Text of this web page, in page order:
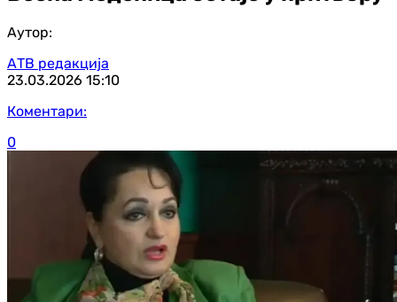
Аутор:
АТВ редакција
23.03.2026 15:10
Коментари:
0